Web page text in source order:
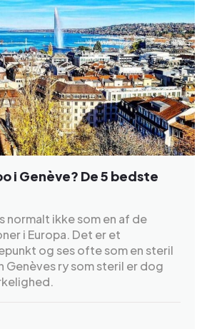
i Genève? De 5 bedste
normalt ikke som en af de
i Europa. Det er et
og ses ofte som en steril
Genèves ry som steril er dog